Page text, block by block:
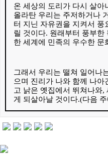
온 세상의 도리가 다시 살아
올라탄 우리는 주저하거나
터 지닌 자유권을 지켜서 풍
릴 것이다. 원래부터 풍부한
한 세계에 민족의 우수한 문
그래서 우리는 떨쳐 일어나
으며 진리가 나와 함께 나아
고 낡은 옛집에서 뛰쳐나와,
게 되살아날 것이다.(다음